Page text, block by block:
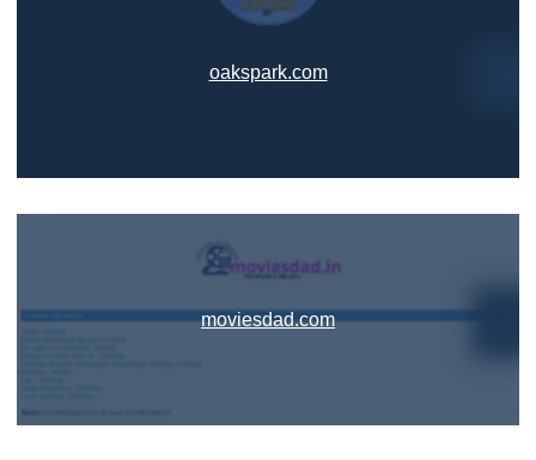
oakspark.com
moviesdad.com